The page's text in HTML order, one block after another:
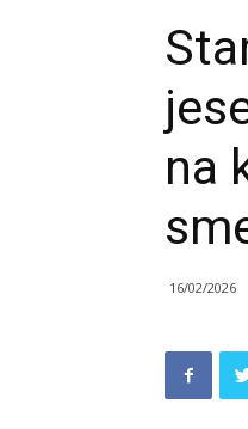
na
16/02/2026